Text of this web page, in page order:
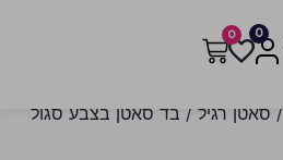
0
0
/ סאטן רגיל / בד סאטן בצבע סגול